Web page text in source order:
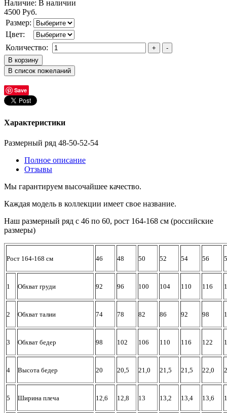
Наличие: В наличии
4500 Руб.
Размер:
Цвет:
Количество:
Save
Характеристики
Размерный ряд 48-50-52-54
Полное описание
Отзывы
Мы гарантируем высочайшее качество.
Каждая модель в коллекции имеет свое название.
Наш размерный ряд с 46 по 60, рост 164-168 см (российские
размеры)
Рост 164-168 см 46 48 50 52 54 56
1 Обхват груди 92 96 100 104 110 116
2 Обхват талии 74 78 82 86 92 98
3 Обхват бедер 98 102 106 110 116 122
4 Высота бедер 20 20,5 21,0 21,5 21,5 22,0
5 Ширина плеча 12,6 12,8 13 13,2 13,4 13,6